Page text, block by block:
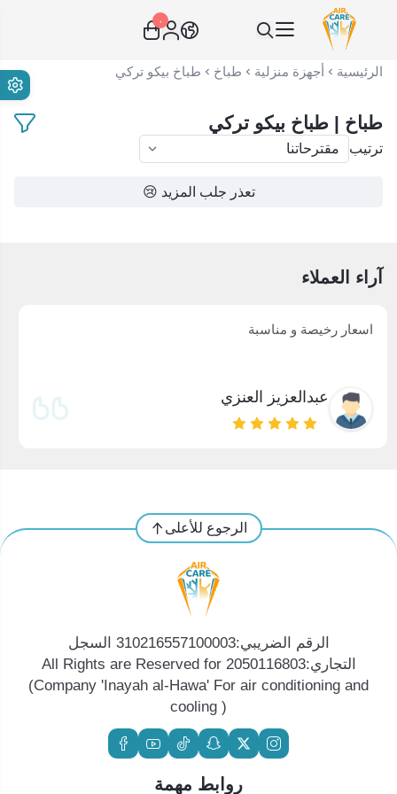
عناية الهواء | شريك سكني الاستراتيجي
٠
الرئيسية أجهزة منزلية طباخ طباخ بيكو تركي
طباخ | طباخ بيكو تركي
ترتيب
تعذر جلب المزيد 😢
آراء العملاء
اسعار رخيصة و مناسبة
عبدالعزيز العنزي
الرجوع للأعلى
الرقم الضريبي:310216557100003 السجل
التجاري:2050116803 All Rights are Reserved for
(Company 'Inayah al-Hawa' For air conditioning and
cooling )
روابط مهمة